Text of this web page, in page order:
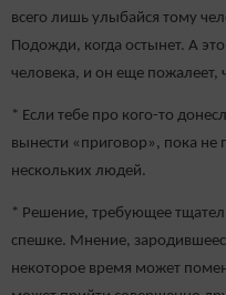
всего лишь улыбайся тому
Подожди, когда остынет. А
человека, и он еще пожалеет,
* Если тебе про кого-то
вынести «приговор», пока
нескольких людей.
* Решение, требующее
спешке. Мнение,
некоторое время может